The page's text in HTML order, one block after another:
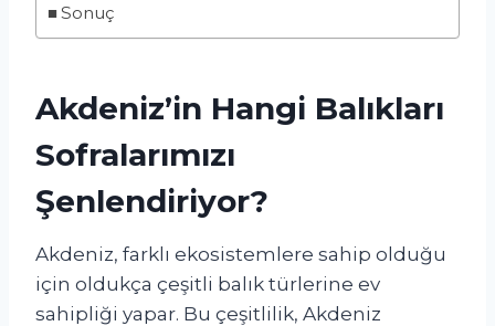
Sonuç
Akdeniz’in Hangi Balıkları
Sofralarımızı
Şenlendiriyor?
Akdeniz, farklı ekosistemlere sahip olduğu
için oldukça çeşitli balık türlerine ev
sahipliği yapar. Bu çeşitlilik, Akdeniz